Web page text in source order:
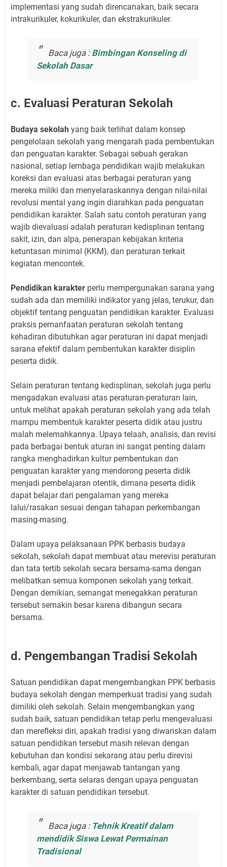
implementasi yang sudah direncanakan, baik secara
intrakurikuler, kokurikuler, dan ekstrakurikuler.
Baca juga : Bimbingan Konseling di
Sekolah Dasar
c. Evaluasi Peraturan Sekolah
Budaya sekolah yang baik terlihat dalam konsep
pengelolaan sekolah yang mengarah pada pembentukan
dan penguatan karakter. Sebagai sebuah gerakan
nasional, setiap lembaga pendidikan wajib melakukan
koreksi dan evaluasi atas berbagai peraturan yang
mereka miliki dan menyelaraskannya dengan nilai-nilai
revolusi mental yang ingin diarahkan pada penguatan
pendidikan karakter. Salah satu contoh peraturan yang
wajib dievaluasi adalah peraturan kedisplinan tentang
sakit, izin, dan alpa, penerapan kebijakan kriteria
ketuntasan minimal (KKM), dan peraturan terkait
kegiatan mencontek.
Pendidikan karakter perlu mempergunakan sarana yang
sudah ada dan memiliki indikator yang jelas, terukur, dan
objektif tentang penguatan pendidikan karakter. Evaluasi
praksis pemanfaatan peraturan sekolah tentang
kehadiran dibutuhkan agar peraturan ini dapat menjadi
sarana efektif dalam pembentukan karakter disiplin
peserta didik.
Selain peraturan tentang kedisplinan, sekolah juga perlu
mengadakan evaluasi atas peraturan-peraturan lain,
untuk melihat apakah peraturan sekolah yang ada telah
mampu membentuk karakter peserta didik atau justru
malah melemahkannya. Upaya telaah, analisis, dan revisi
pada berbagai bentuk aturan ini sangat penting dalam
rangka menghadirkan kultur pembentukan dan
penguatan karakter yang mendorong peserta didik
menjadi pembelajaran otentik, dimana peserta didik
dapat belajar dari pengalaman yang mereka
lalui/rasakan sesuai dengan tahapan perkembangan
masing-masing.
Dalam upaya pelaksanaan PPK berbasis budaya
sekolah, sekolah dapat membuat atau merevisi peraturan
dan tata tertib sekolah secara bersama-sama dengan
melibatkan semua komponen sekolah yang terkait.
Dengan demikian, semangat menegakkan peraturan
tersebut semakin besar karena dibangun secara
bersama.
d. Pengembangan Tradisi Sekolah
Satuan pendidikan dapat mengembangkan PPK berbasis
budaya sekolah dengan memperkuat tradisi yang sudah
dimiliki oleh sekolah. Selain mengembangkan yang
sudah baik, satuan pendidikan tetap perlu mengevaluasi
dan merefleksi diri, apakah tradisi yang diwariskan dalam
satuan pendidikan tersebut masih relevan dengan
kebutuhan dan kondisi sekarang atau perlu direvisi
kembali, agar dapat menjawab tantangan yang
berkembang, serta selaras dengan upaya penguatan
karakter di satuan pendidikan tersebut.
Baca juga : Tehnik Kreatif dalam
mendidik Siswa Lewat Permainan
Tradisional